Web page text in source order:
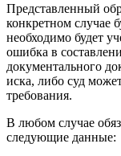
Представленный
конкретном случае
необходимо будет
ошибка в
документального
иска, либо суд
требования.
В любом случае
следующие данные: